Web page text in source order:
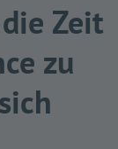
Zeit
zu